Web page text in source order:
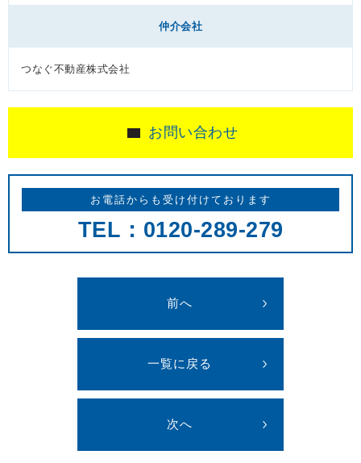
仲介会社
つなぐ不動産株式会社
お問い合わせ
お電話からも受け付けております
TEL：0120-289-279
前へ
一覧に戻る
次へ